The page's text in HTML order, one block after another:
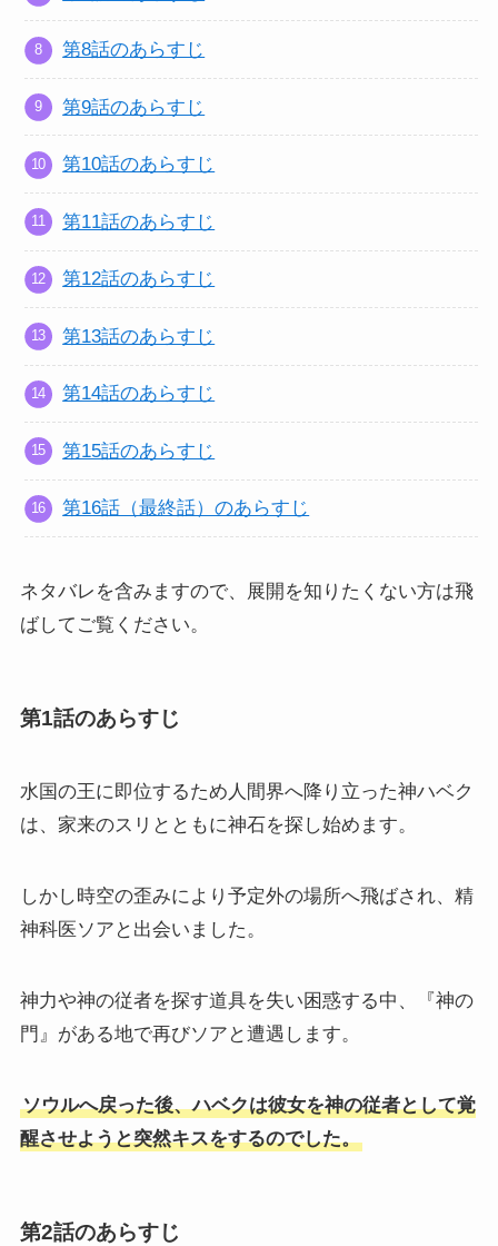
第8話のあらすじ
第9話のあらすじ
第10話のあらすじ
第11話のあらすじ
第12話のあらすじ
第13話のあらすじ
第14話のあらすじ
第15話のあらすじ
第16話（最終話）のあらすじ
ネタバレを含みますので、展開を知りたくない方は飛
ばしてご覧ください。
第1話のあらすじ
水国の王に即位するため人間界へ降り立った神ハベク
は、家来のスリとともに神石を探し始めます。
しかし時空の歪みにより予定外の場所へ飛ばされ、精
神科医ソアと出会いました。
神力や神の従者を探す道具を失い困惑する中、『神の
門』がある地で再びソアと遭遇します。
ソウルへ戻った後、ハベクは彼女を神の従者として覚
醒させようと突然キスをするのでした。
第2話のあらすじ